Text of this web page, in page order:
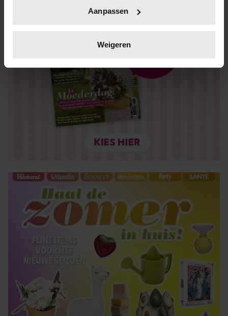
op specifieke eigenschappen (fingerprinting)
verwerkt en stel uw voorkeuren in het
intrekken in de Cookieverklaring.
We gebruiken cookies om content en advertenties te
personaliseren, om functies voor social media te bieden
en om ons websiteverkeer te analyseren. Ook delen we
informatie over uw gebruik van onze site met onze
partners voor social media, adverteren en analyse. Deze
verzameld op basis van uw gebruik van hun services. U
gaat akkoord met onze cookies als u onze website blijft
gebruiken.
Aanpassen
Weigeren